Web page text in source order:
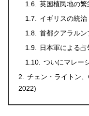
英国植民地の繁
イギリスの統治
首都クアラル
日本軍による
ついにマレー
チェン・ライトン
2022)